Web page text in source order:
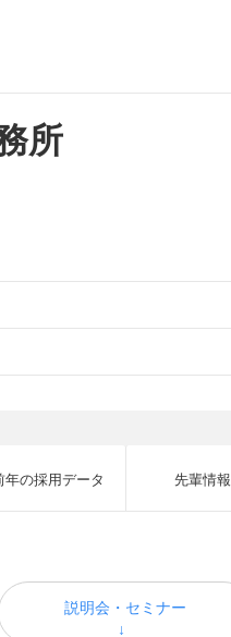
所
年の採用データ 先輩情報
説明会・セミナー